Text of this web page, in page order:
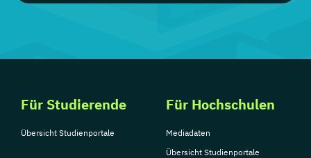
Für Studierende
Übersicht Studienportale
Für Hochschulen
Mediadaten
Übersicht Studienportale